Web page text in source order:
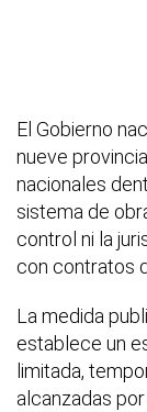
El Gobierno
nueve
nacionales
sistema de
control ni la
con contratos
La medida
establece un
limitada,
alcanzadas